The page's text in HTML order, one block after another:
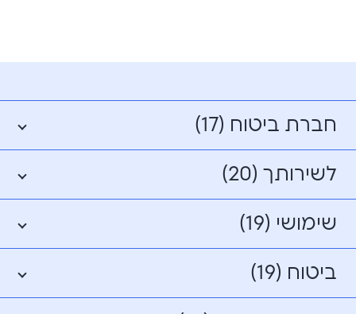
חברת ביטוח (17)
לשירותך (20)
שימושי (19)
ביטוח (19)